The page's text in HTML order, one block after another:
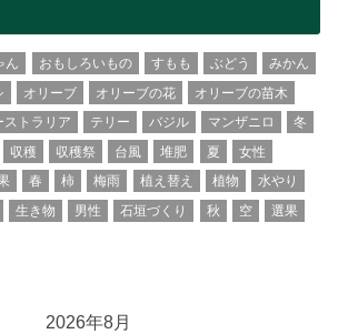
ん おもしろいもの すもも ぶどう
みかん
オリーブ オリーブの花
オリーブの苗木
ストラリア テリー バジル マンザニロ
冬
収穫 収穫祭 台風 堆肥 夏
女性
春 柿 梅雨 植え替え 植物
水やり
生き物 男性 石垣づくり 秋 空
選果
2026年8月